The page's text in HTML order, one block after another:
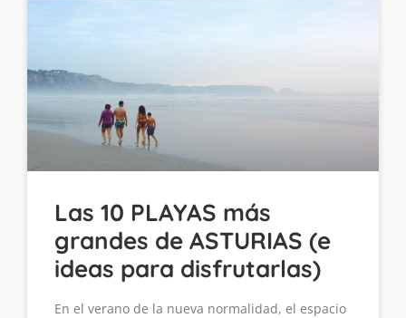
Las 10 PLAYAS más
grandes de ASTURIAS (e
ideas para disfrutarlas)
En el verano de la nueva normalidad, el espacio